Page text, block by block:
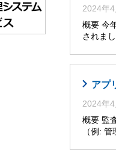
2024年4
概要 今
されま
アプ
2024年4
概要 監
（例: